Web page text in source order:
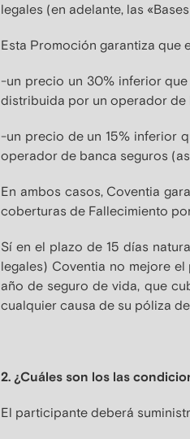
legales (en adelante, las
Esta Promoción garantiza que
-un precio un 30% inferior
distribuida por un operador de
-un precio de un 15% inferior
operador de banca seguros
En ambos casos, Coventia
coberturas de Fallecimiento
Sí en el plazo de 15 días
legales) Coventia no mejore
año de seguro de vida, que
cualquier causa de su póliza
2. ¿Cuáles son los las
El participante deberá